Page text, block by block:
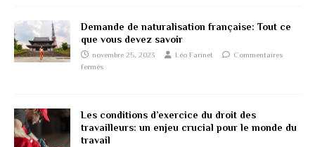
Demande de naturalisation française: Tout ce
que vous devez savoir
novembre 25, 2023 Léo Farinet
Commentaires
fermés
Les conditions d’exercice du droit des
travailleurs: un enjeu crucial pour le monde du
travail